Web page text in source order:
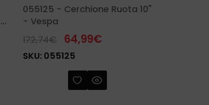
055125 - Cerchione Ruota 10"
- Vespa
172,74€ 64,99€
SKU: 055125